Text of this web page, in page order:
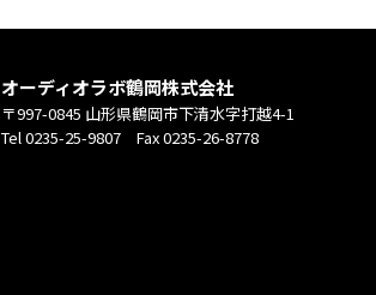
オーディオラボ鶴岡株式会社
〒997-0845 山形県鶴岡市下清水字打越4-1
Tel 0235-25-9807 Fax 0235-26-8778